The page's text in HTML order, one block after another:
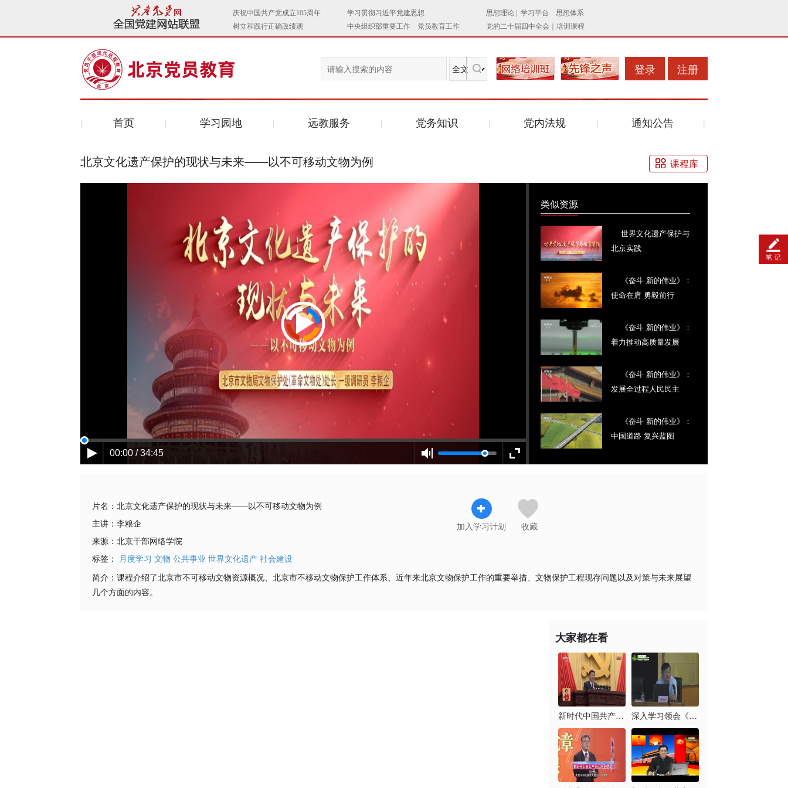
登录 注册
首页 学习园地 远教服务 党务知识 党内法规 通知公告
课程库
北京文化遗产保护的现状与未来——以不可移动文物为例
00:00 / 34:45
类似资源
世界文化遗产保护与
北京实践
《奋斗 新的伟业》：
使命在肩 勇毅前行
《奋斗 新的伟业》：
着力推动高质量发展
《奋斗 新的伟业》：
发展全过程人民民主
《奋斗 新的伟业》：
中国道路 复兴蓝图
片名： 北京文化遗产保护的现状与未来——以不可移动文物为例
主讲： 李粮企
来源： 北京干部网络学院
标签： 月度学习 文物 公共事业 世界文化遗产 社会建设
加入学习计划 收藏
简介： 课程介绍了北京市不可移动文物资源概况、北京市不移动文物保护工作体系、近年来北京文物保护工作的重要举措、文物保护工程现存问题以及对策与未来展望
几个方面的内容。
大家都在看
新时代中国共产党的历... 深入学习领会《习近平...